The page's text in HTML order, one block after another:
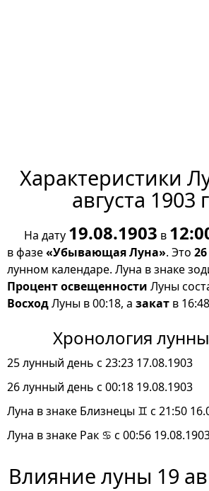
Характеристики
августа 1903
На дату 19.08.1903 в
в фазе«Убывающая Луна». Это
лунном календаре. Луна в знаке
Процент освещенности Луны
ВосходЛуны в 00:18, а закат в
Хронология
25 лунный день с 23:23 17.08.1903
26 лунный день с 00:18 19.08.1903
Луна в знаке Близнецы ♊ с 21:50
Луна в знаке Рак ♋ с 00:56
Влияние луны 19